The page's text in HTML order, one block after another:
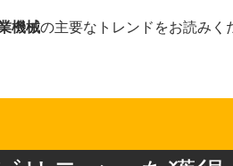
機械の主要なトレンドをお読みく